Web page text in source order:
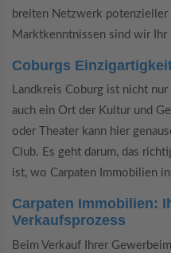
breiten Netzwerk potenzieller
Marktkenntnissen sind wir Ihr
Coburgs
Landkreis Coburg ist nicht
auch ein Ort der Kultur und
oder Theater kann hier
Club. Es geht darum, das
ist, wo Carpaten Immobilien
Carpaten Immobilien:
Verkaufsprozess
Beim Verkauf Ihrer